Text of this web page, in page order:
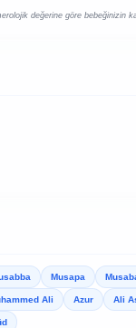
değerine göre bebeğinizin
Musapa
Ali Azur Ali